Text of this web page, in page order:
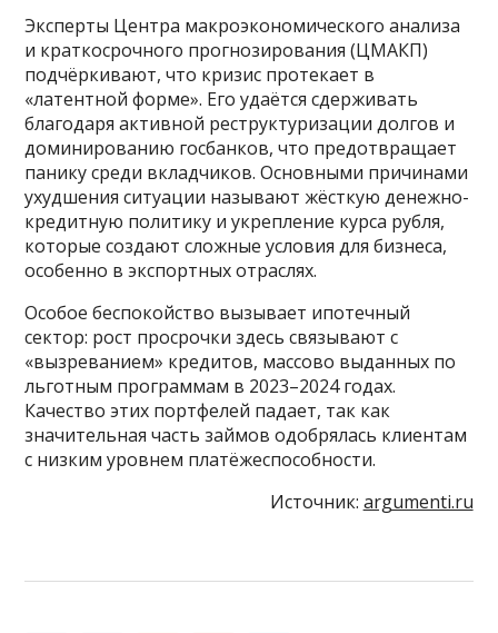
Эксперты Центра макроэкономического анализа
и краткосрочного прогнозирования (ЦМАКП)
подчёркивают, что кризис протекает в
«латентной форме». Его удаётся сдерживать
благодаря активной реструктуризации долгов и
доминированию госбанков, что предотвращает
панику среди вкладчиков. Основными причинами
ухудшения ситуации называют жёсткую денежно-
кредитную политику и укрепление курса рубля,
которые создают сложные условия для бизнеса,
особенно в экспортных отраслях.
Особое беспокойство вызывает ипотечный
сектор: рост просрочки здесь связывают с
«вызреванием» кредитов, массово выданных по
льготным программам в 2023–2024 годах.
Качество этих портфелей падает, так как
значительная часть займов одобрялась клиентам
с низким уровнем платёжеспособности.
Источник: argumenti.ru